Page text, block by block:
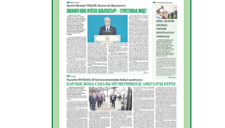
ҚҰРЫЛТАЙ САЙЛАУЫ –
БОЛАШАҚҚА БАСТАР
ЖАУАПТЫ ТАҢДАУ
06.08.2026
32
Инфекциялық ауруларға
қарсы иммундау
жұмыстарының тиімділігі
06.08.2026
33
Көкжөтел ауруы туралы